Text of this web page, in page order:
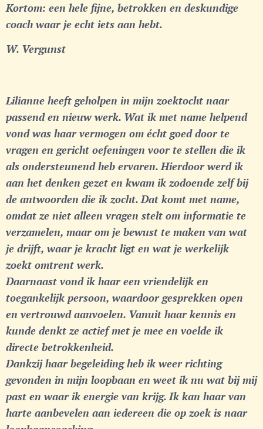
Kortom: een hele fijne, betrokken en deskundige
coach waar je echt iets aan hebt.
W. Vergunst
Lilianne heeft geholpen in mijn zoektocht naar
passend en nieuw werk. Wat ik met name helpend
vond was haar vermogen om écht goed door te
vragen en gericht oefeningen voor te stellen die ik
als ondersteunend heb ervaren. Hierdoor werd ik
aan het denken gezet en kwam ik zodoende zelf bij
de antwoorden die ik zocht. Dat komt met name,
omdat ze niet alleen vragen stelt om informatie te
verzamelen, maar om je bewust te maken van wat
je drijft, waar je kracht ligt en wat je werkelijk
zoekt omtrent werk.
Daarnaast vond ik haar een vriendelijk en
toegankelijk persoon, waardoor gesprekken open
en vertrouwd aanvoelen. Vanuit haar kennis en
kunde denkt ze actief met je mee en voelde ik
directe betrokkenheid.
Dankzij haar begeleiding heb ik weer richting
gevonden in mijn loopbaan en weet ik nu wat bij mij
past en waar ik energie van krijg. Ik kan haar van
harte aanbevelen aan iedereen die op zoek is naar